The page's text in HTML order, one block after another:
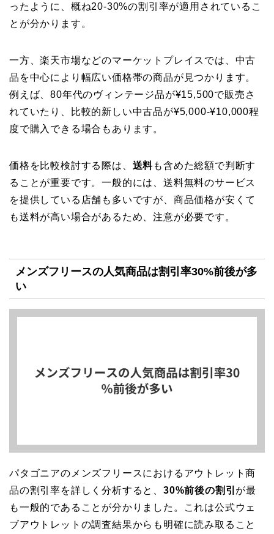
ったように、概ね20-30%の割引率が適用されているこ
とが分かります。
一方、楽天市場などのマーケットプレイスでは、中古
品を中心により幅広い価格帯の商品が見つかります。
例えば、80年代のヴィンテージ品が¥15,500で販売さ
れていたり、比較的新しい中古品が¥5,000-¥10,000程
度で購入できる場合もあります。
価格を比較検討する際は、 送料も含めた総額で判断す
ることが重要です。一般的には、送料無料のサービス
を提供している店舗も多いですが、商品価格が安くて
も送料が高い場合があるため、注意が必要です。
メンズフリースの人気商品は割引率30%前後が多
い
パタゴニアのメンズフリースにおけるアウトレット商
品の割引率を詳しく分析すると、30%前後の割引 が最
も一般的であることが分かりました。これは公式ウェ
ブアウトレットの調査結果からも明確に読み取ること